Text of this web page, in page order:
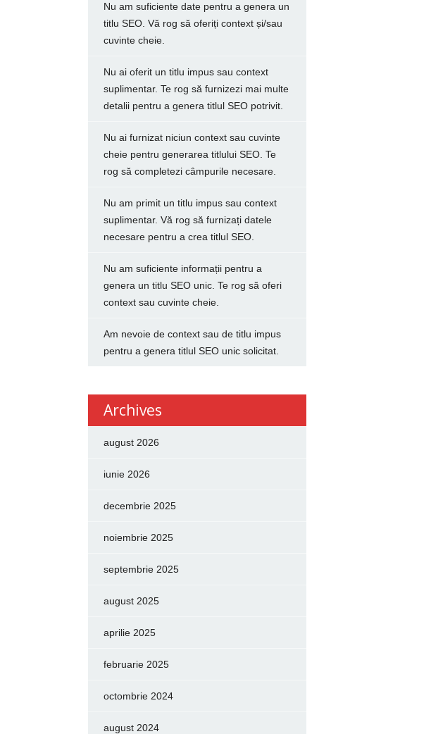
Nu am suficiente date pentru a genera un
titlu SEO. Vă rog să oferiți context și/sau
cuvinte cheie.
Nu ai oferit un titlu impus sau context
suplimentar. Te rog să furnizezi mai multe
detalii pentru a genera titlul SEO potrivit.
Nu ai furnizat niciun context sau cuvinte
cheie pentru generarea titlului SEO. Te
rog să completezi câmpurile necesare.
Nu am primit un titlu impus sau context
suplimentar. Vă rog să furnizați datele
necesare pentru a crea titlul SEO.
Nu am suficiente informații pentru a
genera un titlu SEO unic. Te rog să oferi
context sau cuvinte cheie.
Am nevoie de context sau de titlu impus
pentru a genera titlul SEO unic solicitat.
Archives
august 2026
iunie 2026
decembrie 2025
noiembrie 2025
septembrie 2025
august 2025
aprilie 2025
februarie 2025
octombrie 2024
august 2024